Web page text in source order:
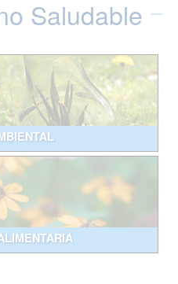
Saludable